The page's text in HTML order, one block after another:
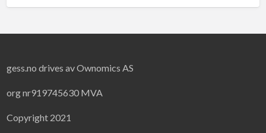
gess.no drives av Ownomics AS
org nr919745630 MVA
Copyright 2021